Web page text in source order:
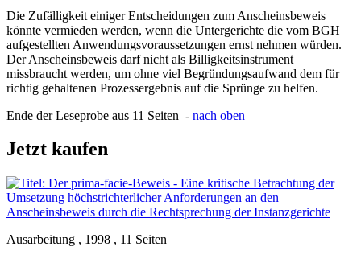
Die Zufälligkeit einiger Entscheidungen zum Anscheinsbeweis
könnte vermieden werden, wenn die Untergerichte die vom BGH
aufgestellten Anwendungsvoraussetzungen ernst nehmen würden.
Der Anscheinsbeweis darf nicht als Billigkeitsinstrument
missbraucht werden, um ohne viel Begründungsaufwand dem für
richtig gehaltenen Prozessergebnis auf die Sprünge zu helfen.
Ende der Leseprobe aus 11 Seiten - nach oben
Jetzt kaufen
Ausarbeitung , 1998 , 11 Seiten